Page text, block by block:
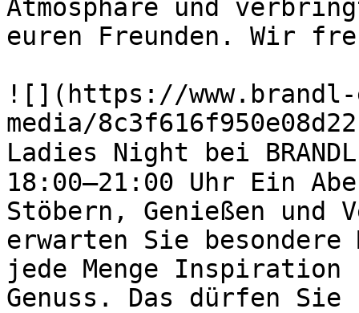
Atmosphäre und
euren Freunden. Wir
![](https://
media/
Ladies Night bei
18:00–21:00 Uhr Ein
Stöbern, Genießen und
erwarten Sie besondere
jede Menge
Genuss. Das dürfen